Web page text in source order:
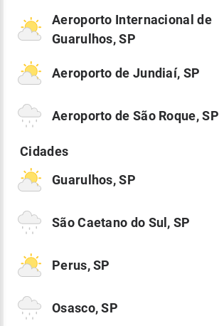
Aeroporto Internacional de
Guarulhos, SP
Aeroporto de Jundiaí, SP
Aeroporto de São Roque, SP
Guarulhos, SP
São Caetano do Sul, SP
Perus, SP
Osasco, SP